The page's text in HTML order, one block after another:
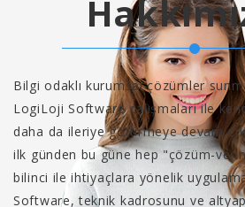
Bilgi odaklı kurumsal çözümler
LogiLoji Software çalışmaları ile
daha da ileriye götürmeye devam
ilk günden bu güne hep "çözüm-
bilinci ile ihtiyaçlara yönelik
Software, teknik kadrosunu ve